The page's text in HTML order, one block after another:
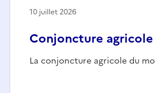
Conjoncture
La conjoncture agricole du
10 juillet 2026